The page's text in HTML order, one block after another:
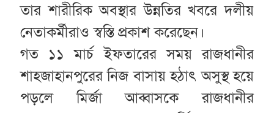
তার শারীরিক অবস্থার উন্নতির খবরে দলীয়
নেতাকর্মীরাও স্বস্তি প্রকাশ করেছেন।
গত ১১ মার্চ ইফতারের সময় রাজধানীর
শাহজাহানপুরের নিজ বাসায় হঠাৎ অসুস্থ হয়ে
পড়লে মির্জা আব্বাসকে রাজধানীর